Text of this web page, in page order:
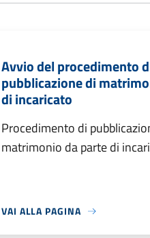
Avvio del procedimento
pubblicazione di
di incaricato
Procedimento di
matrimonio da parte di
VAI ALLA PAGINA